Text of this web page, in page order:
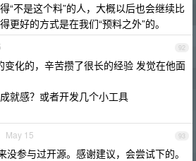
“不是这个料”的人，大概以后也会继续比
更好的方式是在我们“预料之外”的。
92
变化的，辛苦攒了很长的经验 发觉在他面
就感？或者开发几个小工具
93
May 15
没参与过开源。感谢建议，会尝试下的。